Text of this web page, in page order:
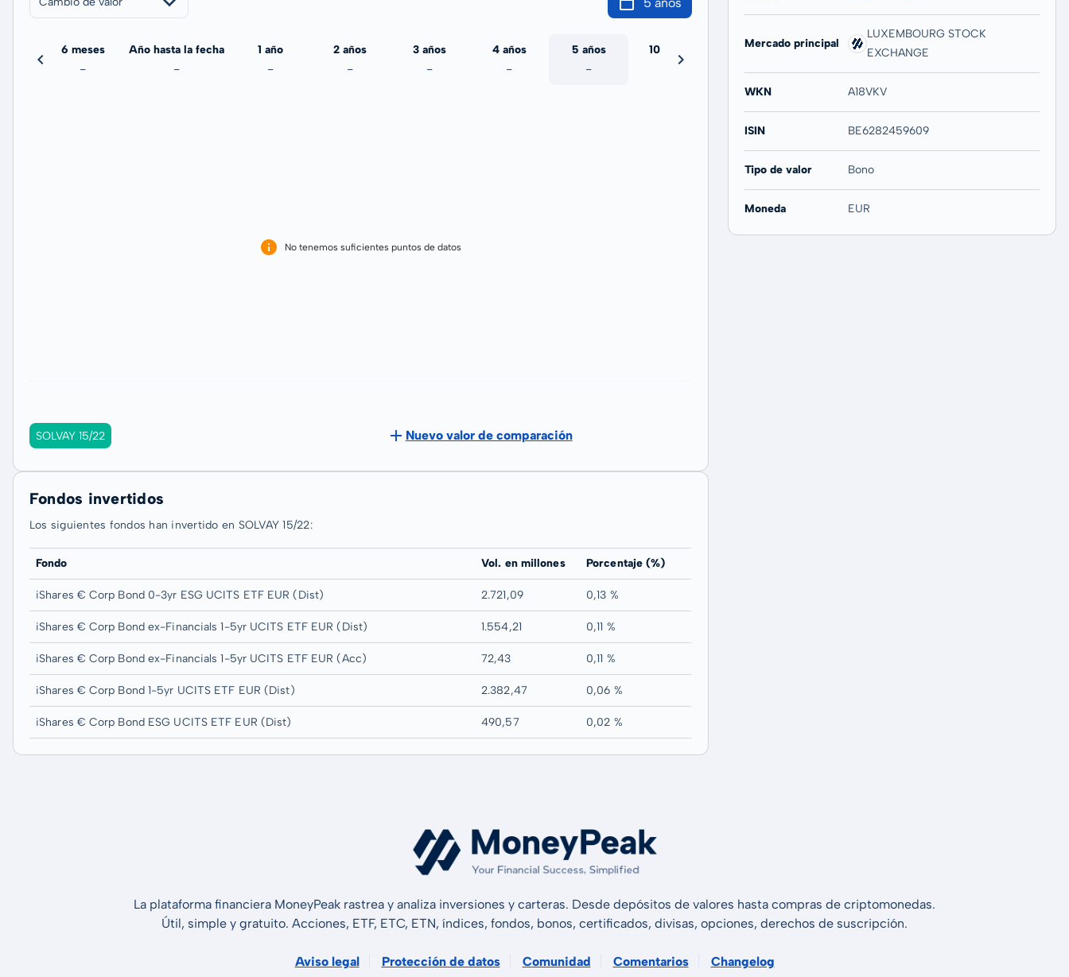
6 meses
-
Año hasta la fecha
-
1 año
-
2 años
-
3 años
-
4 años
-
5 años
-
10 años 20 años
-
Máx
-
No tenemos suficientes puntos de datos
SOLVAY 15/22 Nuevo valor de comparación
Fondos invertidos
Los siguientes fondos han invertido en SOLVAY 15/22:
Fondo Vol. en millones Porcentaje (%)
iShares € Corp Bond 0-3yr ESG UCITS ETF EUR (Dist) 2.721,09 0,13 %
iShares € Corp Bond ex-Financials 1-5yr UCITS ETF EUR (Dist) 1.554,21 0,11 %
iShares € Corp Bond ex-Financials 1-5yr UCITS ETF EUR (Acc) 72,43 0,11 %
iShares € Corp Bond 1-5yr UCITS ETF EUR (Dist) 2.382,47 0,06 %
iShares € Corp Bond ESG UCITS ETF EUR (Dist) 490,57 0,02 %
Mercado principal
LUXEMBOURG STOCK
EXCHANGE
WKN A18VKV
ISIN BE6282459609
Tipo de valor Bono
Moneda EUR
La plataforma financiera MoneyPeak rastrea y analiza inversiones y carteras. Desde depósitos de valores hasta compras de criptomonedas.
Útil, simple y gratuito. Acciones, ETF, ETC, ETN, índices, fondos, bonos, certificados, divisas, opciones, derechos de suscripción.
Aviso legal Protección de datos Comunidad Comentarios Changelog